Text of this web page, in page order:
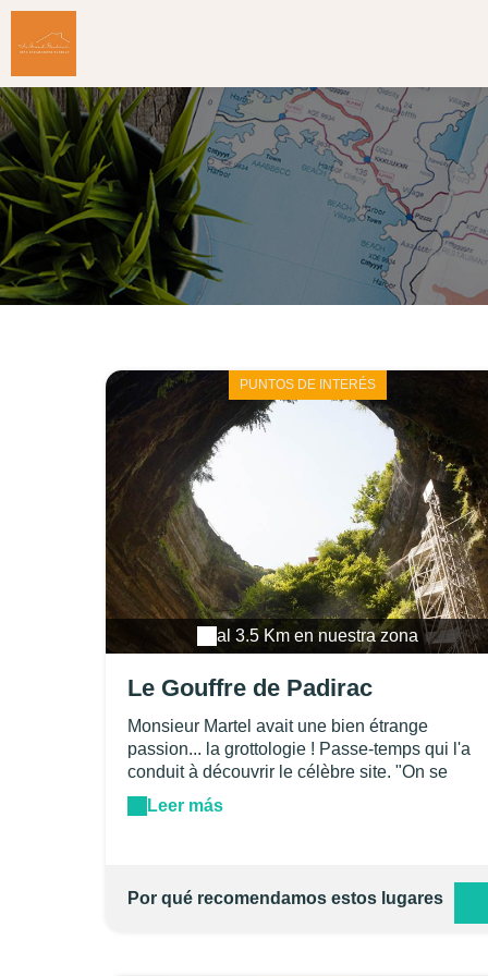
PUNTOS DE INTERÉS
al 3.5 Km en nuestra zona
Le Gouffre de Padirac
Monsieur Martel avait une bien étrange
passion... la grottologie ! Passe-temps qui l'a
conduit à découvrir le célèbre site. "On se
croirait au fond d'un télescope ayant pour
objectif un morceau de ciel bleu" s'est-il
Padirac. Situé sous les Causses du Quercy
dans le département du Lot , le site est un
Leer más
Por qué recomendamos estos lugares